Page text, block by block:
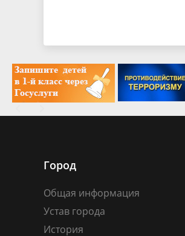
Город
Общая информация
Устав города
История